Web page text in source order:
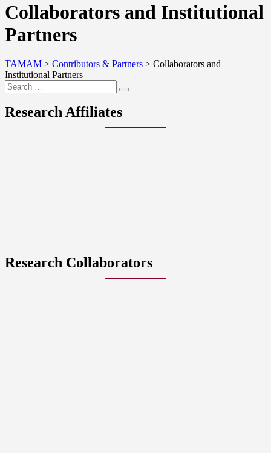
Collaborators and Institutional
Partners
TAMAM > Contributors & Partners > Collaborators and
Institutional Partners
Research Affiliates
Research Collaborators